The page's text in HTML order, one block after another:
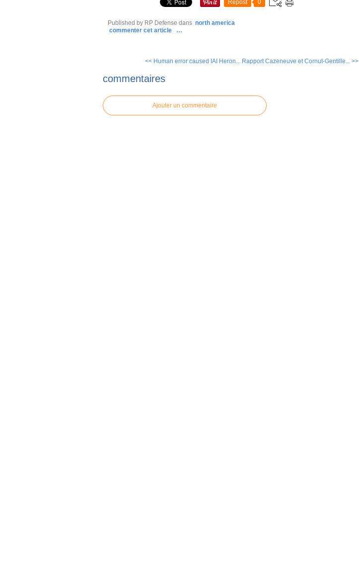
Repost 0
Published by RP Defense dans north america
commenter cet article
…
<< Human error caused IAI Heron... Rapport Cazeneuve et Cornut-Gentille... >>
commentaires
Ajouter un commentaire